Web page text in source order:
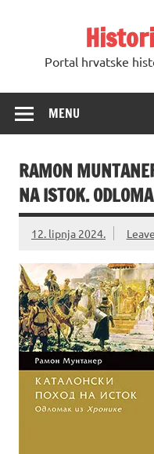
Portal hrvatske
MENU
RAMON
NA ISTOK.
12. lipnja 2024.